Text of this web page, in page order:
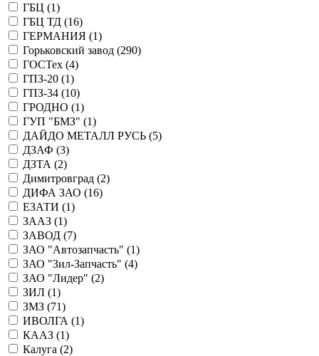
ГБЦ (1)
ГБЦ ТД (16)
ГЕРМАНИЯ (1)
Горьковский завод (290)
ГОСТех (4)
ГПЗ-20 (1)
ГПЗ-34 (10)
ГРОДНО (1)
ГУП "БМЗ" (1)
ДАЙДО МЕТАЛЛ РУСЬ (5)
ДЗАФ (3)
ДЗТА (2)
Димитровград (2)
ДИФА ЗАО (16)
ЕЗАТИ (1)
ЗААЗ (1)
ЗАВОД (7)
ЗАО "Автозапчасть" (1)
ЗАО "Зил-Запчасть" (4)
ЗАО "Лидер" (2)
ЗИЛ (1)
ЗМЗ (71)
ИВОЛГА (1)
КААЗ (1)
Калуга (2)